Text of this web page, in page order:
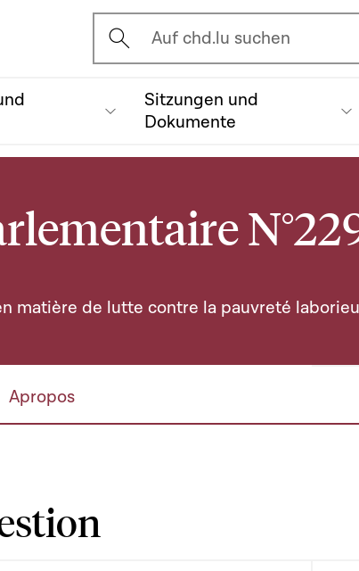
Ouvrir l'écran de recherche
Auf chd.lu suchen
Sitzungen und
Dokumente
matière de lutte contre la pauvreté
Apropos